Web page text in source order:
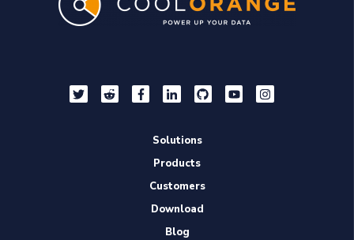
Solutions
Products
Customers
Download
Blog